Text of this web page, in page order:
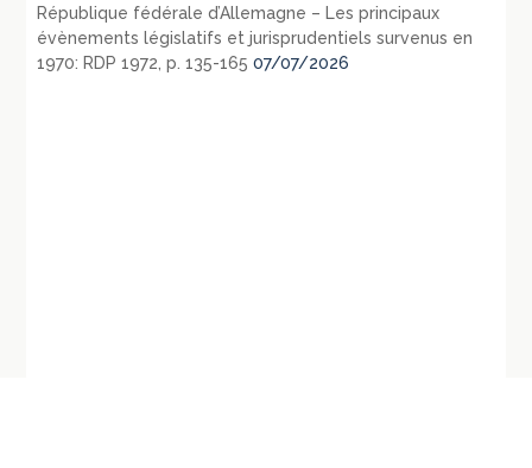
République fédérale d’Allemagne – Les principaux
évènements législatifs et jurisprudentiels survenus en
1970: RDP 1972, p. 135-165 07/07/2026